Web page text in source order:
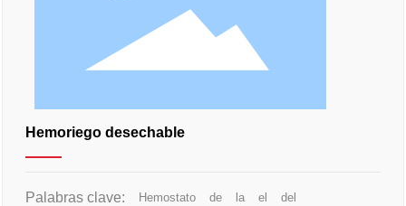
Hemoriego desechable
Palabras clave: Hemostato de la el del